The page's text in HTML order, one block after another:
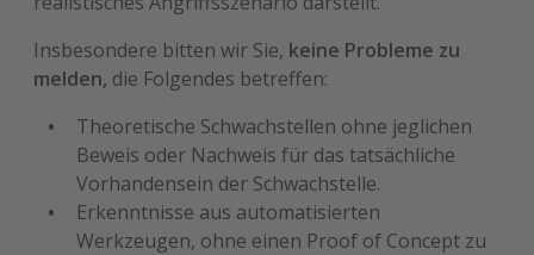
Insbesondere bitten wir Sie, keine Probleme zu
melden, die Folgendes betreffen:
Theoretische Schwachstellen ohne jeglichen
Beweis oder Nachweis für das tatsächliche
Vorhandensein der Schwachstelle.
Erkenntnisse aus automatisierten
Werkzeugen, ohne einen Proof of Concept zu